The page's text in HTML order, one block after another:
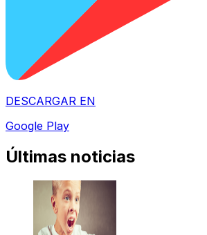
DESCARGAR EN
Google Play
Últimas noticias